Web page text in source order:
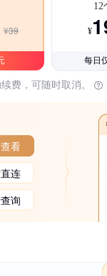
¥39
12
¥
每日
费，可随时取消。
看
连
询